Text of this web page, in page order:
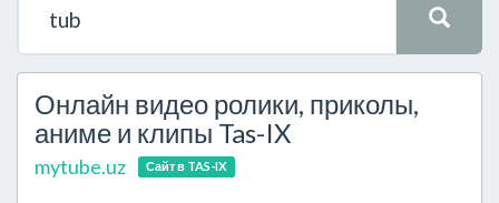
Онлайн видео ролики, приколы,
аниме и клипы Tas-IX
mytube.uz Сайт в TAS-IX